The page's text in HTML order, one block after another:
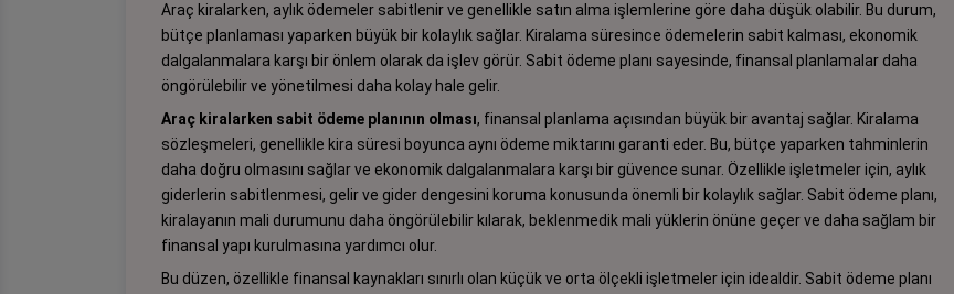
Araç kiralarken, aylık ödemeler sabitlenir ve genellikle satın alma işlemlerine göre daha düşük olabilir. Bu durum,
bütçe planlaması yaparken büyük bir kolaylık sağlar. Kiralama süresince ödemelerin sabit kalması, ekonomik
dalgalanmalara karşı bir önlem olarak da işlev görür. Sabit ödeme planı sayesinde, finansal planlamalar daha
öngörülebilir ve yönetilmesi daha kolay hale gelir.
Araç kiralarken sabit ödeme planının olması, finansal planlama açısından büyük bir avantaj sağlar. Kiralama
sözleşmeleri, genellikle kira süresi boyunca aynı ödeme miktarını garanti eder. Bu, bütçe yaparken tahminlerin
daha doğru olmasını sağlar ve ekonomik dalgalanmalara karşı bir güvence sunar. Özellikle işletmeler için, aylık
giderlerin sabitlenmesi, gelir ve gider dengesini koruma konusunda önemli bir kolaylık sağlar. Sabit ödeme planı,
kiralayanın mali durumunu daha öngörülebilir kılarak, beklenmedik mali yüklerin önüne geçer ve daha sağlam bir
finansal yapı kurulmasına yardımcı olur.
Bu düzen, özellikle finansal kaynakları sınırlı olan küçük ve orta ölçekli işletmeler için idealdir. Sabit ödeme planı